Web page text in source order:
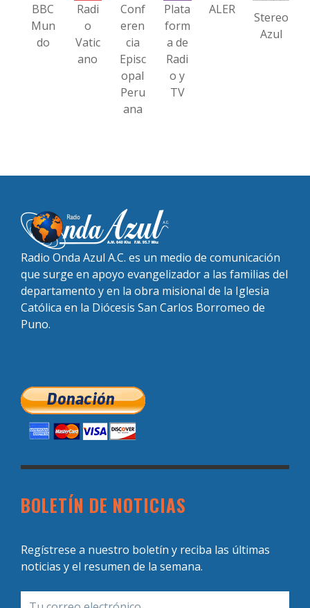
BBC
Mun
do
Radi
o
Vatic
ano
Conf
eren
cia
Episc
opal
Peru
ana
Plata
form
a de
Radi
o y
TV
ALER
Stereo
Azul
Radio Onda Azul A.C. es un medio de comunicación
que surge en apoyo evangelizador a las familias del
departamento y en la obra misional de la Iglesia
Católica en la Diócesis San Carlos Borromeo de
Puno.
BOLETÍN DE NOTICIAS
Regístrese a nuestro boletín y reciba las últimas
noticias y el resumen de la semana.